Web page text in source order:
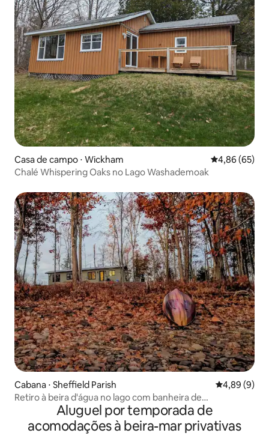
Casa de campo ⋅ Wickham 4,86 de uma
4,86 (65)
Chalé Whispering Oaks no Lago Washademoak
Cabana ⋅ Sheffield Parish 4,89 de uma
4,89 (9)
Retiro à beira d'água no lago com banheira de
hidromassagem/fogão a lenha
Aluguel por temporada de
acomodações à beira-mar privativas